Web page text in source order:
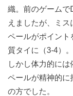
織。前のゲーム
えましたが、ミス
ペールがポイント
質タイに（3-4）。
しかし体力的には
ペールが精神的
の方でした。